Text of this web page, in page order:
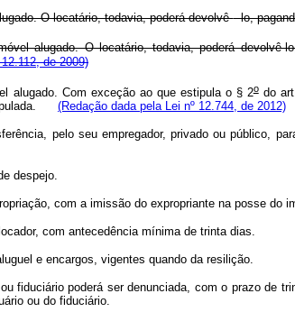
O locatário, todavia, poderá devolvê-lo,
alugado. O locatário, todavia, poderá devolvê-
de 2009)
alugado. Com exceção ao que estipula o § 2odo
(Redação dada pela Lei nº 12.744, de 2012)
pelo seu empregador, privado ou público,
despejo.
com a imissão do expropriante na posse do
com antecedência mínima de trinta dias.
e encargos, vigentes quando da resilição.
fiduciário poderá ser denunciada, com o prazo de
ou do fiduciário.